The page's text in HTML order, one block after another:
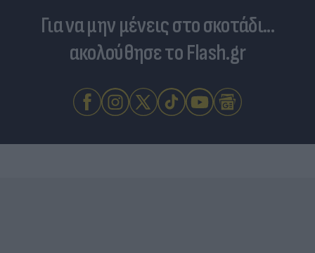
Για να μην μένεις στο σκοτάδι...
ακολούθησε το Flash.gr